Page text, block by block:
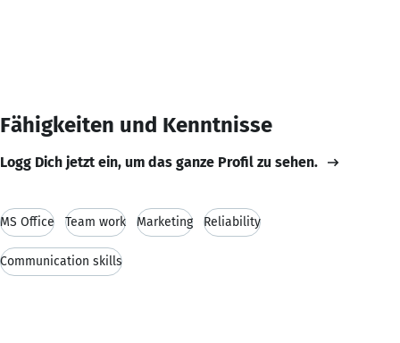
Fähigkeiten und Kenntnisse
Logg Dich jetzt ein, um das ganze Profil zu sehen.
MS Office Team work Marketing Reliability
Communication skills